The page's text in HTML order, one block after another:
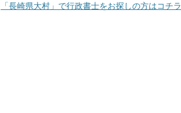
「長崎県大村」で行政書士をお探しの方はコチラ